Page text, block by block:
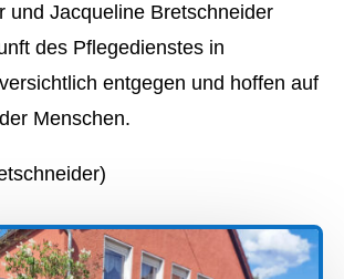
und Jacqueline Bretschneider
des Pflegedienstes in
entgegen und hoffen auf
Menschen.